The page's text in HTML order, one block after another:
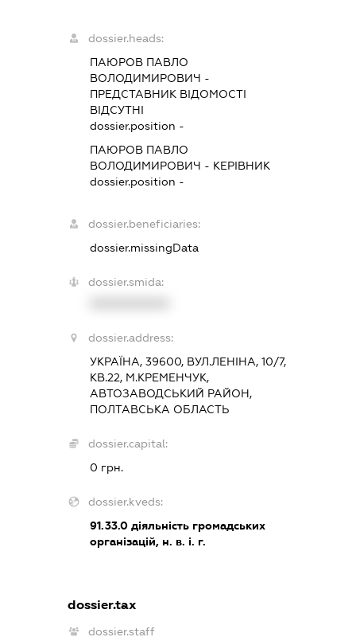
dossier.heads:
ПАЮРОВ ПАВЛО
ВОЛОДИМИРОВИЧ -
ПРЕДСТАВНИК ВІДОМОСТІ
ВІДСУТНІ
dossier.position -
ПАЮРОВ ПАВЛО
ВОЛОДИМИРОВИЧ - КЕРІВНИК
dossier.position -
dossier.beneficiaries:
dossier.missingData
dossier.smida:
dossier.address:
УКРАЇНА, 39600, ВУЛ.ЛЕНІНА, 10/7,
КВ.22, М.КРЕМЕНЧУК,
АВТОЗАВОДСЬКИЙ РАЙОН,
ПОЛТАВСЬКА ОБЛАСТЬ
dossier.capital:
0 грн.
dossier.kveds:
91.33.0діяльність громадських
організацій, н. в. і. г.
dossier.tax
dossier.staff